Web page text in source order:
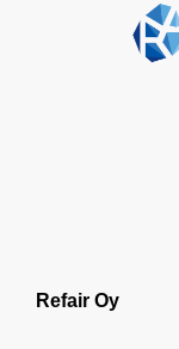
Refair Oy